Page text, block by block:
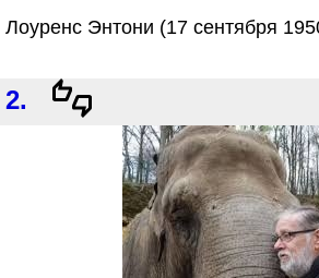
Лоуренс Энтони (17 сентября
2.